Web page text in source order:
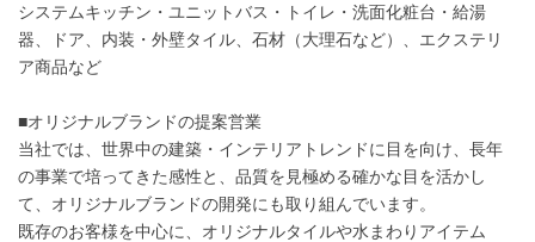
システムキッチン・ユニットバス・トイレ・洗面化粧台・給湯
器、ドア、内装・外壁タイル、石材（大理石など）、エクステリ
ア商品など
■オリジナルブランドの提案営業
当社では、世界中の建築・インテリアトレンドに目を向け、長年
の事業で培ってきた感性と、品質を見極める確かな目を活かし
て、オリジナルブランドの開発にも取り組んでいます。
既存のお客様を中心に、オリジナルタイルや水まわりアイテム